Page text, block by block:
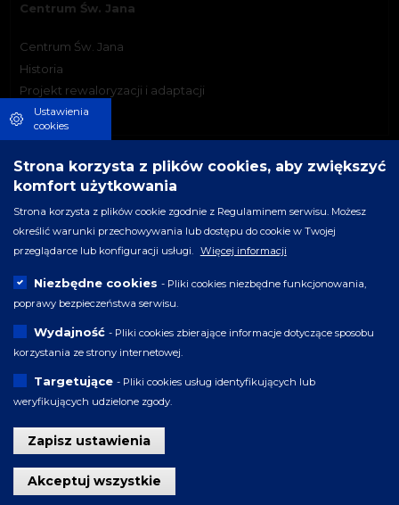
Centrum Św. Jana
Centrum Św. Jana
Historia
Projekt rewaloryzacji i adaptacji
Multimedia
Kontakt
Kontakt
Zespół
Mapa strony
Publikacje
Publikacje on-line
Sklep
Sklep
Ustawienia
cookies
Strona korzysta z plików cookies, aby zwiększyć
komfort użytkowania
Strona korzysta z plików cookie zgodnie z Regulaminem serwisu. Możesz
określić warunki przechowywania lub dostępu do cookie w Twojej
przeglądarce lub konfiguracji usługi.
Więcej informacji
Niezbędne cookies - Pliki cookies niezbędne funkcjonowania,
poprawy bezpieczeństwa serwisu.
Wydajność - Pliki cookies zbierające informacje dotyczące sposobu
korzystania ze strony internetowej.
Targetujące - Pliki cookies usług identyfikujących lub
weryfikujących udzielone zgody.
Zapisz ustawienia
Akceptuj wszystkie